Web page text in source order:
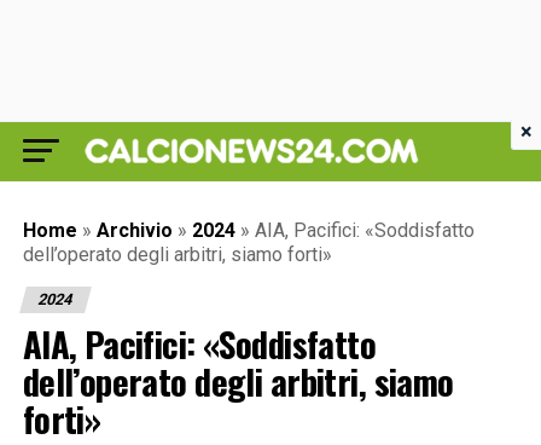
Home » Archivio » 2024 » AIA, Pacifici: «Soddisfatto
dell’operato degli arbitri, siamo forti»
2024
AIA, Pacifici: «Soddisfatto
dell’operato degli arbitri, siamo
forti»
×